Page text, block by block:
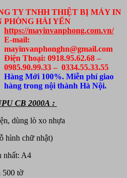
TY TNHH THIỆT BỊ MÁY IN
PHÒNG HẢI YẾN
https://mayinvanphong.com.vn/
E-mail:
mayinvanphonghn@gmail.com
Điện Thoại: 0918.95.62.68 –
0985.90.99.33 – 0334.55.33.55
Hàng Mới 100%. Miễn phí giao
hàng trong nội thành Hà Nội.
CB 2000A :
dùng lò xo nhựa
chữ nhật)
A4
tờ